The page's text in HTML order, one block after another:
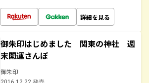
詳細を見る
御朱印はじめました 関東の神社 週
末開運さんぽ
御朱印